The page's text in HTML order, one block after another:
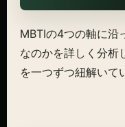
MBTIの4つの軸に沿
なのかを詳しく分析
を一つずつ紐解いて